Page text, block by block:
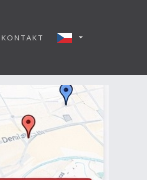
KONTAKT